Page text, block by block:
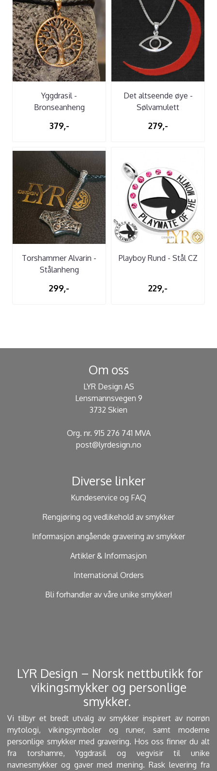
Yggdrasil -
Bronseanheng
379,-
Det altseende øye -
Sølvamulett
279,-
Torshammer Alvarin -
Stålanheng
299,-
Playboy Rund - Stål CZ
229,-
Om oss
LYR Design AS
Lensmannsvegen 9
3732 Skien
Org. nr. 915 276 741 MVA
post@lyrdesign.no
Diverse linker
Kundeservice og FAQ
Rengjøring og vedlikehold av smykker
Informasjon angående gravering av smykker
Artikler & Informasjon
International Orders
Bli forhandler av våre unike smykker!
​ LYR Design – Norsk nettbutikk for
vikingsmykker og personlige
smykker. ​
Vi tilbyr et bredt utvalg av smykker inspirert av norrøn
mytologi, vikingsymboler og runer, samt moderne
personlige smykker med gravering. Hos oss finner du alt
fra torshamre, Yggdrasil og vegvisir til unike
navnesmykker og gaver med mening. Rask levering fra